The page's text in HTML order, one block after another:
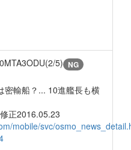
5) NG
密輸船？... 10進艦長も横
正2016.05.23
mobile/svc/